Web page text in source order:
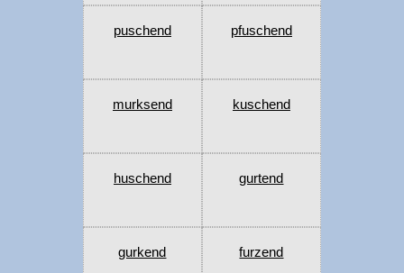
puschend pfuschend
murksend kuschend
huschend gurtend
gurkend furzend